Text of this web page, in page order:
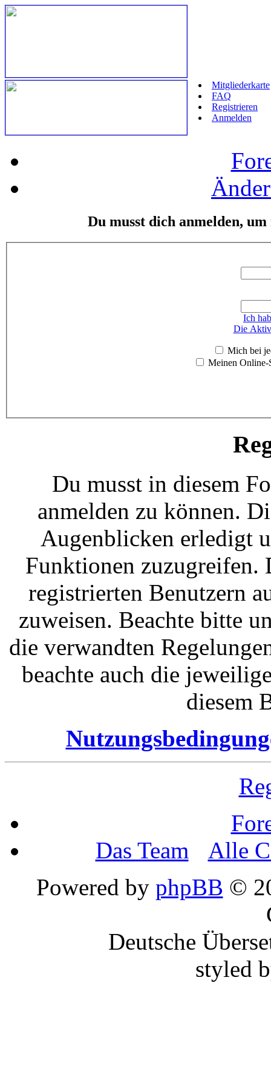
Mitgliederkarte
FAQ
Registrieren
Anmelden
Du musst dich anmelden,
Ich
Die
Mich bei
Meinen Online-
Du musst in diesem
anmelden zu können.
Augenblicken erledigt
Funktionen
registrierten Benutzern
zuweisen. Beachte bitte
die verwandten
beachte auch die
diesem
Das Team
Alle
Powered by phpBB ©
Deutsche
styled